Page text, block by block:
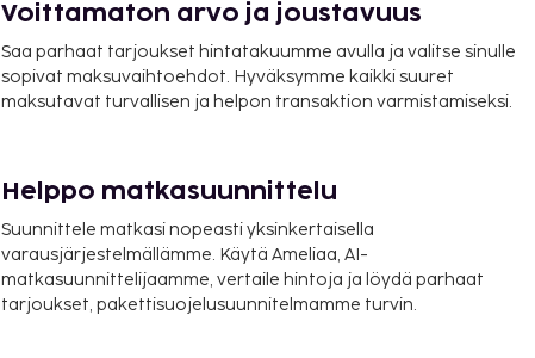
Voittamaton arvo ja joustavuus
Saa parhaat tarjoukset hintatakuumme avulla ja valitse sinulle
sopivat maksuvaihtoehdot. Hyväksymme kaikki suuret
maksutavat turvallisen ja helpon transaktion varmistamiseksi.
Helppo matkasuunnittelu
Suunnittele matkasi nopeasti yksinkertaisella
varausjärjestelmällämme. Käytä Ameliaa, AI-
matkasuunnittelijaamme, vertaile hintoja ja löydä parhaat
tarjoukset, pakettisuojelusuunnitelmamme turvin.